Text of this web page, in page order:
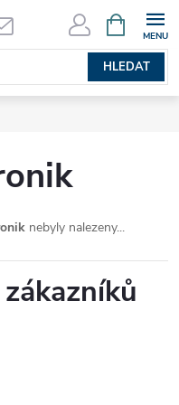
HLEDAT
NÁKUPNÍ
KOŠÍK
nebyly nalezeny...